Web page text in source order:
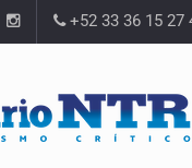
+52 33 36 15 27